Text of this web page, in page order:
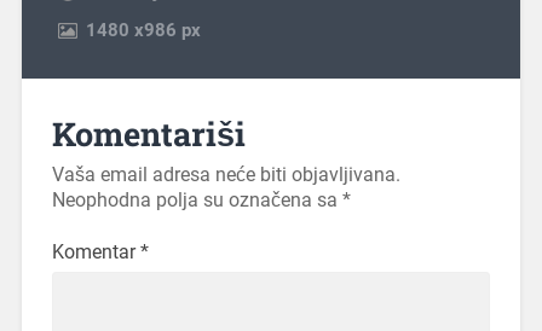
1480 x986 px
Komentariši
Vaša email adresa neće biti objavljivana.
Neophodna polja su označena sa *
Komentar*